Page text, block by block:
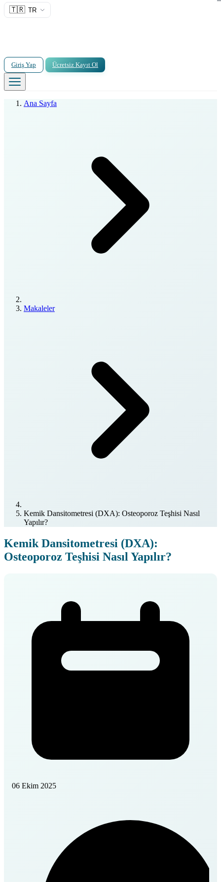
🇹🇷 TR
Giriş Yap Ücretsiz Kayıt Ol
Ana Sayfa
Makaleler
Kemik Dansitometresi (DXA): Osteoporoz Teşhisi Nasıl
Yapılır?
Kemik Dansitometresi (DXA):
Osteoporoz Teşhisi Nasıl Yapılır?
06 Ekim 2025